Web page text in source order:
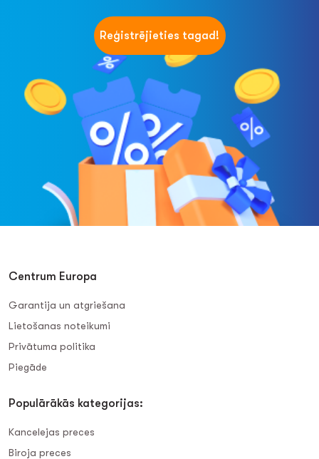
Reģistrējieties tagad!
Centrum Europa
Garantija un atgriešana
Lietošanas noteikumi
Privātuma politika
Piegāde
Populārākās kategorijas:
Kancelejas preces
Biroja preces